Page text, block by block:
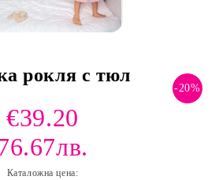
рокля с тюл
-20%
€39.20
Каталожна цена: